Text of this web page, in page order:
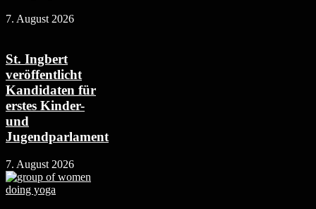
7. August 2026
St. Ingbert
veröffentlicht
Kandidaten für
erstes Kinder-
und
Jugendparlament
7. August 2026